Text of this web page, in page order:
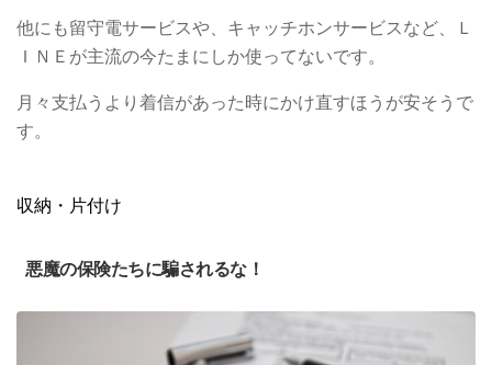
他にも留守電サービスや、キャッチホンサービスなど、Ｌ
ＩＮＥが主流の今たまにしか使ってないです。
月々支払うより着信があった時にかけ直すほうが安そうで
す。
収納・片付け
悪魔の保険たちに騙されるな！